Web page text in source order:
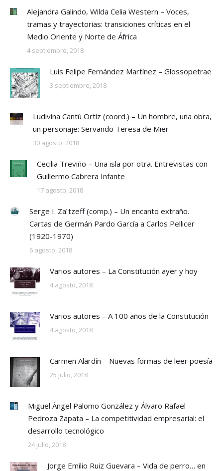
Alejandra Galindo, Wilda Celia Western – Voces,
tramas y trayectorias: transiciones críticas en el
Medio Oriente y Norte de África
4 septiembre, 2018
Luis Felipe Fernández Martínez – Glossopetrae
3 septiembre, 2018
Ludivina Cantú Ortiz (coord.) – Un hombre, una obra,
un personaje: Servando Teresa de Mier
30 agosto, 2018
Cecilia Treviño – Una isla por otra. Entrevistas con
Guillermo Cabrera Infante
17 agosto, 2018
Serge I. Zaïtzeff (comp.) – Un encanto extraño.
Cartas de Germán Pardo García a Carlos Pellicer
(1920-1970)
6 agosto, 2018
Varios autores – La Constitución ayer y hoy
4 agosto, 2018
Varios autores – A 100 años de la Constitución
4 agosto, 2018
Carmen Alardín – Nuevas formas de leer poesía
25 julio, 2018
Miguel Ángel Palomo González y Álvaro Rafael
Pedroza Zapata – La competitividad empresarial: el
desarrollo tecnológico
24 julio, 2018
Jorge Emilio Ruiz Guevara – Vida de perro… en